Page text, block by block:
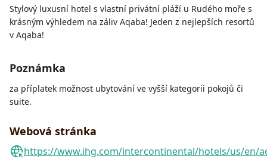
Stylový luxusní hotel s vlastní privátní pláží u Rudého moře s
krásným výhledem na záliv Aqaba! Jeden z nejlepších resortů
v Aqaba!
Poznámka
za příplatek možnost ubytování ve vyšší kategorii pokojů či
suite.
Webová stránka
https://www.ihg.com/intercontinental/hotels/us/en/